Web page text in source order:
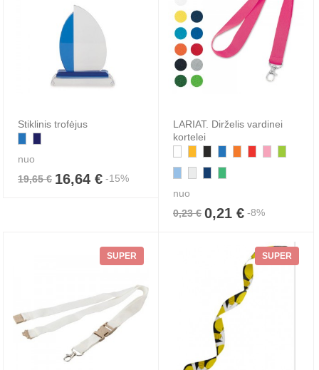
Stiklinis trofėjus
nuo
19,65 € 16,64 € -15%
LARIAT. Dirželis vardinei
kortelei
nuo
0,23 € 0,21 € -8%
SUPER SUPER